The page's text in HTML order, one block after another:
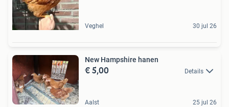
Veghel 30 jul 26
New Hampshire hanen
€ 5,00 Details
Aalst 25 jul 26